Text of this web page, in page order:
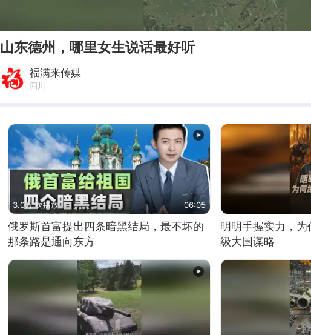
山东德州，哪里女生说话最好听
福满来传媒
四川
3.0万 次播放 06:05
俄罗斯首富提出四条暗黑结局，最不坏的
那条路是通向东方
明明手握实力，
级大国谋略